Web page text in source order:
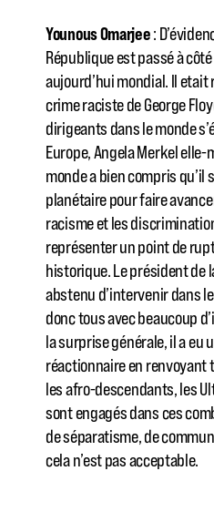
Younous Omarjee:
République est passé à
aujourd’hui mondial. Il
crime raciste de George
dirigeants dans le monde
Europe, Angela Merkel
monde a bien compris qu’il
planétaire pour faire
racisme et les
représenter un point de
historique. Le président de
abstenu d’intervenir dans
donc tous avec beaucoup
la surprise générale, il a eu
réactionnaire en
les afro-descendants, les
sont engagés dans ces
de séparatisme, de
cela n’est pas acceptable.